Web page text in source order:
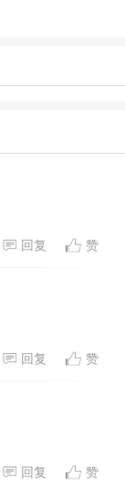
回复 赞
回复 赞
回复 赞